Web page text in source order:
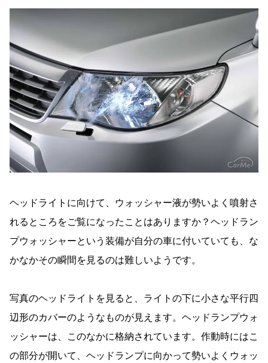
ヘッドライトに向けて、ウォッシャー液が勢いよく噴射さ
れるところをご覧になったことはありますか？ヘッドラン
プウォッシャーという装備が自分の車に付いていても、な
かなかその瞬間を見るのは難しいようです。
写真のヘッドライトを見ると、ライトの下に小さな平行四
辺形のカバーのようなものが見えます。ヘッドランプウォ
ッシャーは、このなかに格納されています。作動時にはこ
の部分が開いて、ヘッドランプに向かって勢いよくウォッ